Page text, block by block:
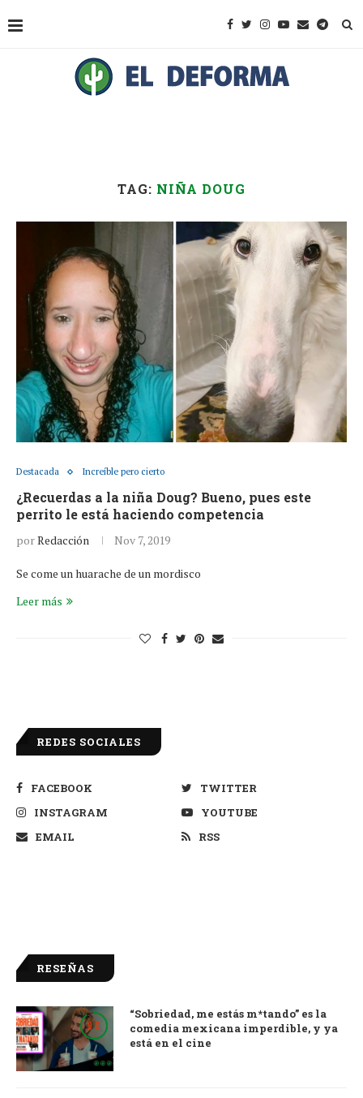
TAG: NIÑA DOUG
Destacada Increíble pero cierto
¿Recuerdas a la niña Doug? Bueno, pues este
perrito le está haciendo competencia
porRedacción Nov 7, 2019
Se come un huarache de un mordisco
Leer más
REDES SOCIALES
FACEBOOK
TWITTER
INSTAGRAM
YOUTUBE
EMAIL
RSS
RESEÑAS
9.0
“Sobriedad, me estás m*tando” es la
comedia mexicana imperdible, y ya
está en el cine